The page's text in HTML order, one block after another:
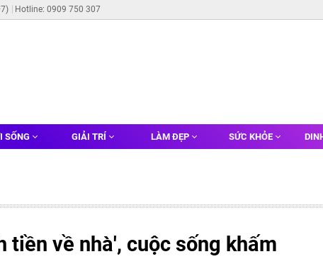
Hotline: 0909 750 307
SỐNG GIẢI TRÍ LÀM ĐẸP SỨC KHỎE
tiền về nhà', cuộc sống khấm